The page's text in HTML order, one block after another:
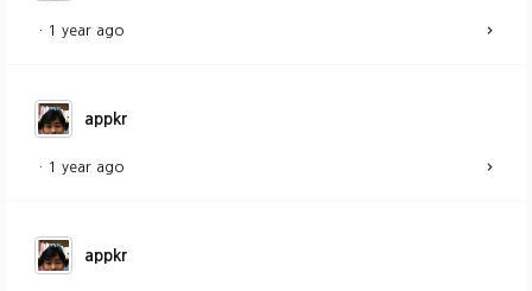
· 1 year ago
appkr
· 1 year ago
appkr